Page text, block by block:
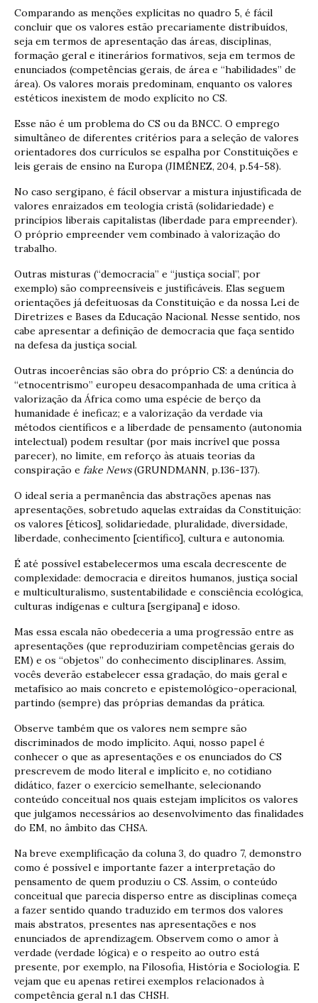
Comparando as menções explícitas no quadro 5, é fácil
concluir que os valores estão precariamente distribuídos,
seja em termos de apresentação das áreas, disciplinas,
formação geral e itinerários formativos, seja em termos de
enunciados (competências gerais, de área e “habilidades” de
área). Os valores morais predominam, enquanto os valores
estéticos inexistem de modo explícito no CS.
Esse não é um problema do CS ou da BNCC. O emprego
simultâneo de diferentes critérios para a seleção de valores
orientadores dos currículos se espalha por Constituições e
leis gerais de ensino na Europa (JIMÉNEZ, 204, p.54-58).
No caso sergipano, é fácil observar a mistura injustificada de
valores enraizados em teologia cristã (solidariedade) e
princípios liberais capitalistas (liberdade para empreender).
O próprio empreender vem combinado à valorização do
trabalho.
Outras misturas (“democracia” e “justiça social”, por
exemplo) são compreensíveis e justificáveis. Elas seguem
orientações já defeituosas da Constituição e da nossa Lei de
Diretrizes e Bases da Educação Nacional. Nesse sentido, nos
cabe apresentar a definição de democracia que faça sentido
na defesa da justiça social.
Outras incoerências são obra do próprio CS: a denúncia do
“etnocentrismo” europeu desacompanhada de uma crítica à
valorização da África como uma espécie de berço da
humanidade é ineficaz; e a valorização da verdade via
métodos científicos e a liberdade de pensamento (autonomia
intelectual) podem resultar (por mais incrível que possa
parecer), no limite, em reforço às atuais teorias da
conspiração e fake News(GRUNDMANN, p.136-137).
O ideal seria a permanência das abstrações apenas nas
apresentações, sobretudo aquelas extraídas da Constituição:
os valores [éticos], solidariedade, pluralidade, diversidade,
liberdade, conhecimento [científico], cultura e autonomia.
É até possível estabelecermos uma escala decrescente de
complexidade: democracia e direitos humanos, justiça social
e multiculturalismo, sustentabilidade e consciência ecológica,
culturas indígenas e cultura [sergipana] e idoso.
Mas essa escala não obedeceria a uma progressão entre as
apresentações (que reproduziriam competências gerais do
EM) e os “objetos” do conhecimento disciplinares. Assim,
vocês deverão estabelecer essa gradação, do mais geral e
metafísico ao mais concreto e epistemológico-operacional,
partindo (sempre) das próprias demandas da prática.
Observe também que os valores nem sempre são
discriminados de modo implícito. Aqui, nosso papel é
conhecer o que as apresentações e os enunciados do CS
prescrevem de modo literal e implícito e, no cotidiano
didático, fazer o exercício semelhante, selecionando
conteúdo conceitual nos quais estejam implícitos os valores
que julgamos necessários ao desenvolvimento das finalidades
do EM, no âmbito das CHSA.
Na breve exemplificação da coluna 3, do quadro 7, demonstro
como é possível e importante fazer a interpretação do
pensamento de quem produziu o CS. Assim, o conteúdo
conceitual que parecia disperso entre as disciplinas começa
a fazer sentido quando traduzido em termos dos valores
mais abstratos, presentes nas apresentações e nos
enunciados de aprendizagem. Observem como o amor à
verdade (verdade lógica) e o respeito ao outro está
presente, por exemplo, na Filosofia, História e Sociologia. E
vejam que eu apenas retirei exemplos relacionados à
competência geral n.1 das CHSH.